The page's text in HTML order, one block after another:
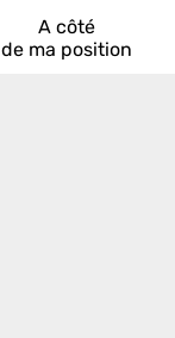
A côté
de ma position